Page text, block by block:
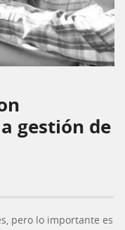
gestión de
pero lo importante es